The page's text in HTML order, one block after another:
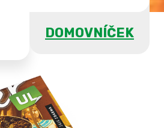
DOMOVNÍČEK